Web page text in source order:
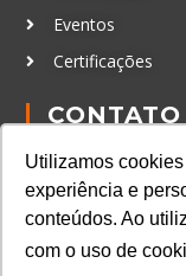
Utilizamos
experiência e
conteúdos. Ao
com o uso de
Eventos
Certificações
CONTATO
+55 11 98924-